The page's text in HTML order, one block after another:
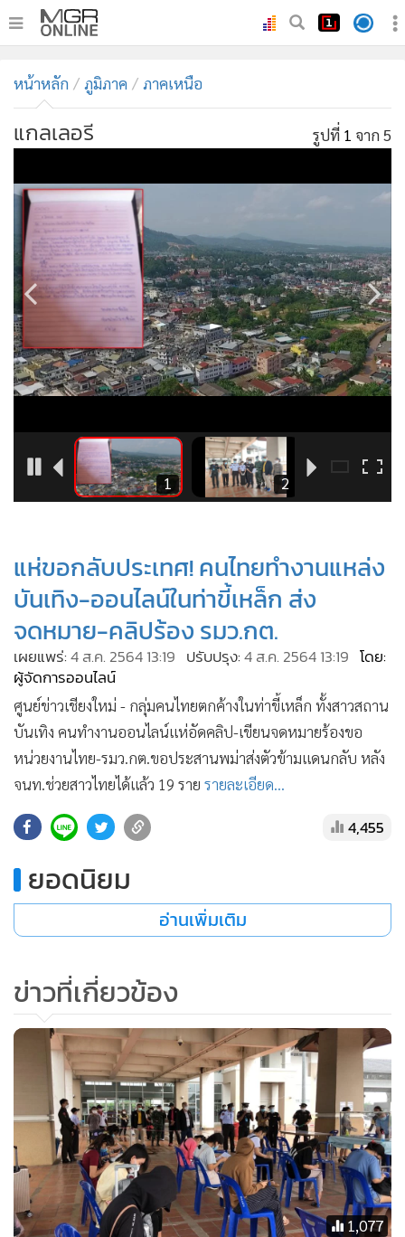
ทันเหตุการณ์
• ภาคใต้
• ภูมิภาค
• Online Section
บันเทิง
• ผู้จัดการรายวัน
• คอลัมนิสต์
• ละคร
•
CbizReview
• Cyber BIZ
• ผู้จัดกวน
• Green Innovation & SD
Management & HR
MGR Live
• ท่องเที่ยว
• กีฬา
• ต่างประเทศ
• Special Scoop
• เศรษฐกิจ-ธุรกิจ
• จีน
• ชุมชน-คุณภาพชีวิต
• อาชญากรรม
• เกม
SMEs
• หุ้น
• อินโดจีน
• Celeb Online
Factcheck
ญี่ปุ่น
News1
Gotomanager
แห่ขอกลับประเทศ! คนไทยทำงานแหล่ง
บันเทิง-ออนไลน์ในท่าขี้เหล็ก ส่ง
จดหมาย-คลิปร้อง รมว.กต.
เผยแพร่:4 ส.ค. 2564 13:19 ปรับปรุง:4 ส.ค. 2564 13:19 โดย:
ผู้จัดการออนไลน์
ศูนย์ข่าวเชียงใหม่ - กลุ่มคนไทยตกค้างในท่าขี้เหล็ก ทั้งสาวสถาน
บันเทิง คนทำงานออนไลน์แห่อัดคลิป-เขียนจดหมายร้องขอ
หน่วยงานไทย-รมว.กต.ขอประสานพม่าส่งตัวข้ามแดนกลับ หลัง
จนท.ช่วยสาวไทยได้แล้ว 19 ราย รายละเอียด...
4,455
ยอดนิยม
อ่านเพิ่มเติม
ข่าวที่เกี่ยวข้อง
1,077
หน้าหลัก ภูมิภาค ภาคเหนือ
แกลเลอรี รูปที่ 1 จาก 5
1 2